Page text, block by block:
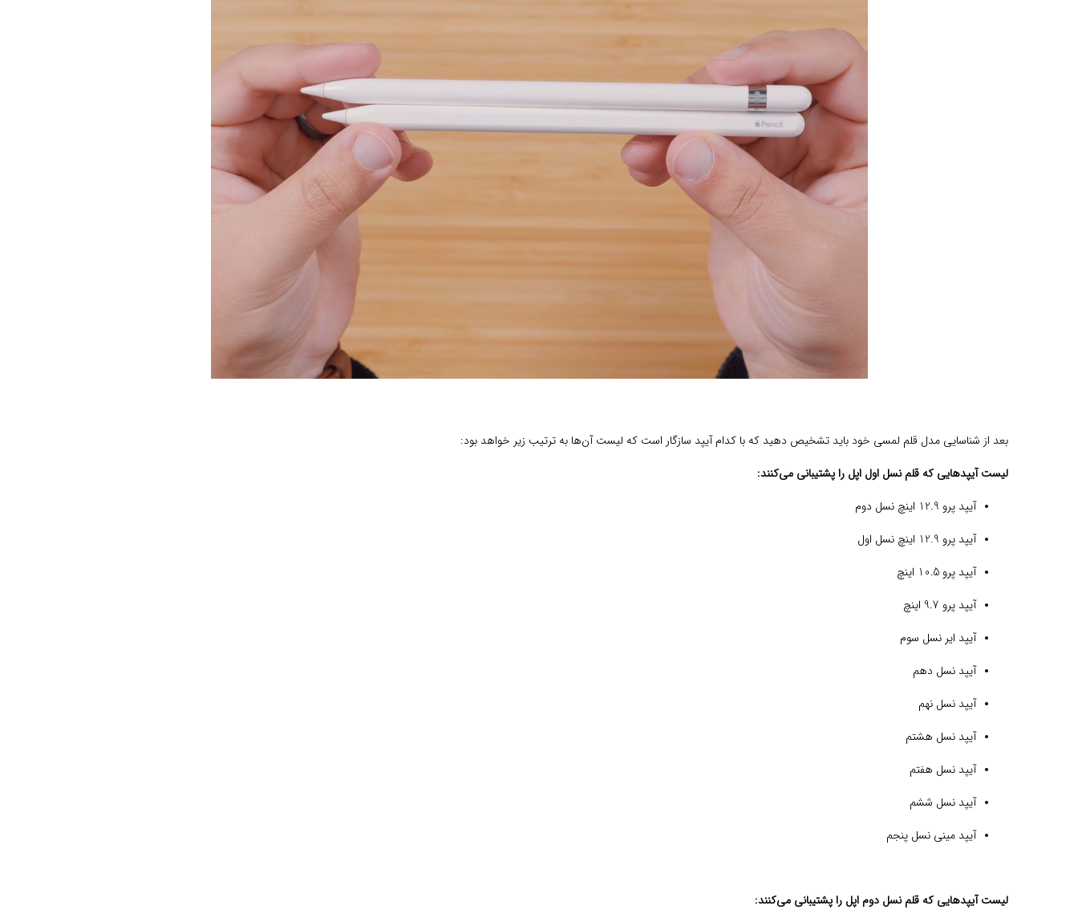
بعد از شناسایی مدل قلم لمسی خود باید تشخیص دهید که با کدام آیپد سازگار است که لیست آن‌ها به ترتیب زیر خواهد بود:
لیست آیپدهایی که قلم نسل اول اپل را پشتیبانی می‌کنند:
آیپد پرو 12.9 اینچ نسل دوم
آیپد پرو 12.9 اینچ نسل اول
آیپد پرو 10.5 اینچ
آیپد پرو 9.7 اینچ
آیپد ایر نسل سوم
آیپد نسل دهم
آیپد نسل نهم
آیپد نسل هشتم
آیپد نسل هفتم
آیپد نسل ششم
آیپد مینی نسل پنجم
لیست آیپدهایی که قلم نسل دوم اپل را پشتیبانی می‌کنند: